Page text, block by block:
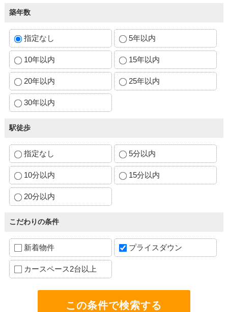
築年数
指定なし 5年以内
10年以内 15年以内
20年以内 25年以内
30年以内
駅徒歩
指定なし 5分以内
10分以内 15分以内
20分以内
こだわりの条件
新着物件 プライスダウン
カースペース2台以上